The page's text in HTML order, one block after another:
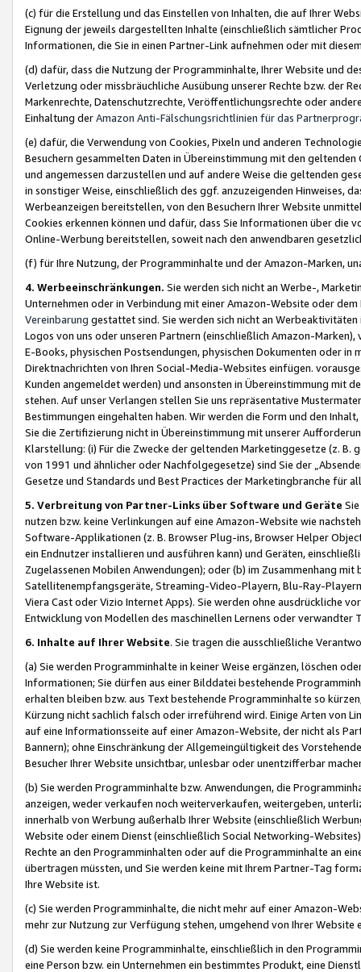
(c) für die Erstellung und das Einstellen von Inhalten, die auf Ihrer
Eignung der jeweils dargestellten Inhalte (einschließlich sämtlicher
Informationen, die Sie in einen Partner-Link aufnehmen oder mit
(d) dafür, dass die Nutzung der Programminhalte, Ihrer Website und
Verletzung oder missbräuchliche Ausübung unserer Rechte bzw. der
Markenrechte, Datenschutzrechte, Veröffentlichungsrechte oder
Einhaltung derAmazon Anti-Fälschungsrichtlinien für das
(e) dafür, die Verwendung von Cookies, Pixeln und anderen
Besuchern gesammelten Daten in Übereinstimmung mit den
und angemessen darzustellen und auf andere Weise die geltenden
in sonstiger Weise, einschließlich des ggf. anzuzeigenden Hinweises,
Werbeanzeigen bereitstellen, von den Besuchern Ihrer Website
Cookies erkennen können und dafür, dass Sie Informationen über die
Online-Werbung bereitstellen, soweit nach den anwendbaren
(f) für Ihre Nutzung, der Programminhalte und der Amazon-Marken,
4. Werbeeinschränkungen. Sie werden sich nicht an Werbe-,
Unternehmen oder in Verbindung mit einer Amazon-Website oder
Vereinbarung gestattet sind. Sie werden sich nicht an
Logos von uns oder unseren Partnern (einschließlich Amazon-
E-Books, physischen Postsendungen, physischen Dokumenten oder in
Direktnachrichten von Ihren Social-Media-Websites einfügen.
Kunden angemeldet werden) und ansonsten in Übereinstimmung mit
stehen. Auf unser Verlangen stellen Sie uns repräsentative
Bestimmungen eingehalten haben. Wir werden die Form und den
Sie die Zertifizierung nicht in Übereinstimmung mit unserer
Klarstellung: (i) Für die Zwecke der geltenden Marketinggesetze (z. B.
von 1991 und ähnlicher oder Nachfolgegesetze) sind Sie der
Gesetze und Standards und Best Practices der Marketingbranche für
5. Verbreitung von Partner-Links über Software und Geräte
nutzen bzw. keine Verlinkungen auf eine Amazon-Website wie
Software-Applikationen (z. B. Browser Plug-ins, Browser Helper
ein Endnutzer installieren und ausführen kann) und Geräten,
Zugelassenen Mobilen Anwendungen); oder (b) im Zusammenhang
Satellitenempfangsgeräte, Streaming-Video-Playern, Blu-Ray-
Viera Cast oder Vizio Internet Apps). Sie werden ohne ausdrückliche
Entwicklung von Modellen des maschinellen Lernens oder
6. Inhalte auf Ihrer Website. Sie tragen die ausschließliche
(a) Sie werden Programminhalte in keiner Weise ergänzen, löschen
Informationen; Sie dürfen aus einer Bilddatei bestehende
erhalten bleiben bzw. aus Text bestehende Programminhalte so
Kürzung nicht sachlich falsch oder irreführend wird. Einige Arten von
auf eine Informationsseite auf einer Amazon-Website, der nicht als
Bannern); ohne Einschränkung der Allgemeingültigkeit des
Besucher Ihrer Website unsichtbar, unlesbar oder unentzifferbar
(b) Sie werden Programminhalte bzw. Anwendungen, die
anzeigen, weder verkaufen noch weiterverkaufen, weitergeben,
innerhalb von Werbung außerhalb Ihrer Website (einschließlich
Website oder einem Dienst (einschließlich Social Networking-
Rechte an den Programminhalten oder auf die Programminhalte an
übertragen müssten, und Sie werden keine mit Ihrem Partner-Tag
Ihre Website ist.
(c) Sie werden Programminhalte, die nicht mehr auf einer Amazon-
mehr zur Nutzung zur Verfügung stehen, umgehend von Ihrer
(d) Sie werden keine Programminhalte, einschließlich in den
eine Person bzw. ein Unternehmen ein bestimmtes Produkt, eine